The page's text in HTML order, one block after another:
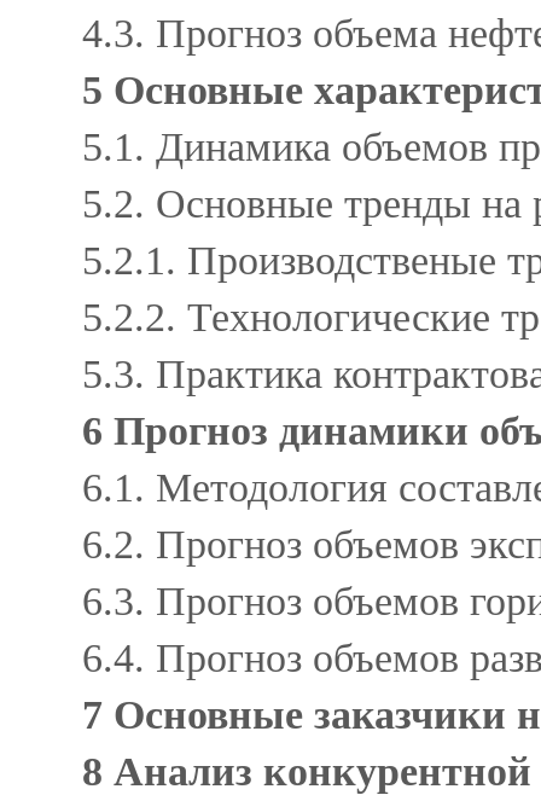
4.3. Прогноз объема
5 Основные
5.1. Динамика объемов
5.2. Основные тренды
5.2.1. Производственые
5.2.2. Технологические
5.3. Практика
6 Прогноз динамики
6.1. Методология
6.2. Прогноз объемов
6.3. Прогноз объемов
6.4. Прогноз объемов
7 Основные заказчики
8 Анализ